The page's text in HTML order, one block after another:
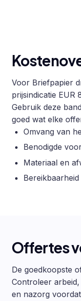
Voor Briefpapier
prijsindicatie EUR
Gebruik deze
goed wat elke
Omvang van
Benodigde
Materiaal en
Offertes
De goedkoopste
Controleer
en nazorg